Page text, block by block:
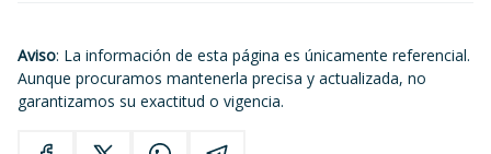
Aviso: La información de esta página es únicamente referencial.
Aunque procuramos mantenerla precisa y actualizada, no
garantizamos su exactitud o vigencia.